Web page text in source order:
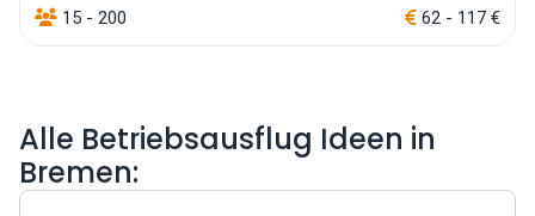
15 - 200 62 - 117 €
Alle Betriebsausflug Ideen in
Bremen: